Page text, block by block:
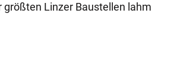
Linzer Baustellen lahm